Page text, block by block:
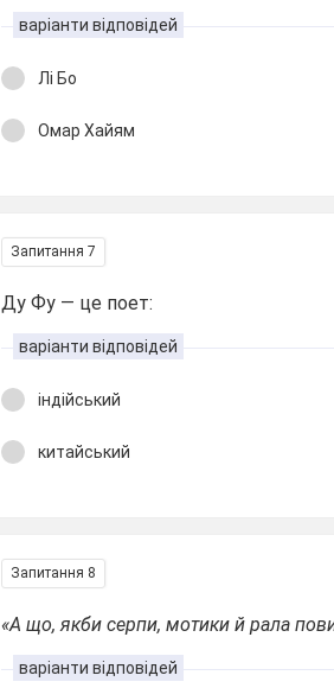
варіанти відповідей
Лі Бо
Омар Хайям
Запитання 7
Ду Фу — це поет:
варіанти відповідей
індійський
китайський
Запитання 8
«А що, якби серпи, мотики й рала
варіанти відповідей